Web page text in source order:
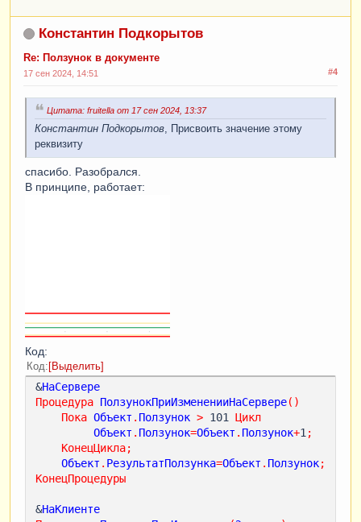
Константин Подкорытов
Re: Ползунок в документе
#4
17 сен 2024, 14:51
Цитата: fruitella от 17 сен 2024, 13:37
Константин Подкорытов, Присвоить значение этому
реквизиту
спасибо. Разобрался.
В принципе, работает:
Код:
Код Выделить
&НаСервере
Процедура ПолзунокПриИзмененииНаСервере()
Пока Объект . Ползунок > 101 Цикл
Объект . Ползунок=Объект . Ползунок+1;
КонецЦикла;
Объект . РезультатПолзунка=Объект . Ползунок;
КонецПроцедуры
&НаКлиенте